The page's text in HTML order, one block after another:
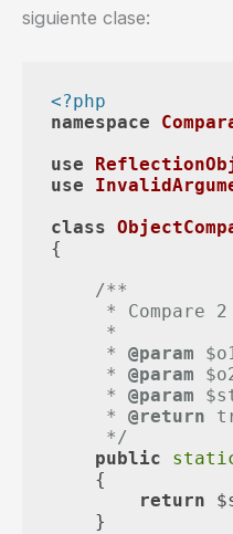
siguiente clase:
<?php
namespace
use
use
class
{
/**
* Compare 2
     *
     *
@param
     *
@param
     *
@param
     *
@return
     */
public
{
return
    }